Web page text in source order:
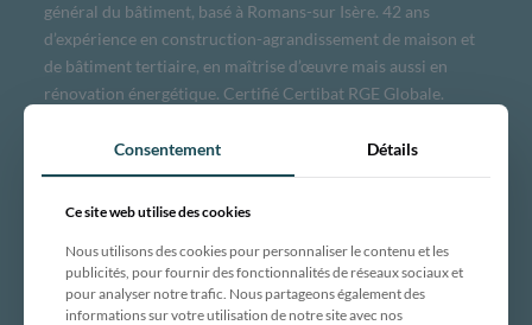
général du bâtiment, basé à Romans-sur Isère. 42 ans
d’expérience en construction-agrandissement de maison et
de bâtiment tertiaire, en maîtrise d’œuvre mais aussi en
rénovation énergétique. Certifié Certibat RGE Globale.
Notre entreprise
Engagements et certifications
Maison traditionnelle
Consentement Détails
Ce site web utilise des cookies
Nous utilisons des cookies pour personnaliser le contenu et les
publicités, pour fournir des fonctionnalités de réseaux sociaux et
pour analyser notre trafic. Nous partageons également des
informations sur votre utilisation de notre site avec nos